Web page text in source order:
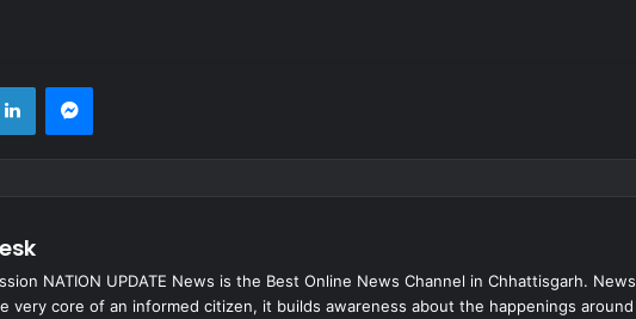
LinkedInMessenger
NATION UPDATE News is the Best Online News Channel in Chhattisgarh. News
very core of an informed citizen, it builds awareness about the happenings around